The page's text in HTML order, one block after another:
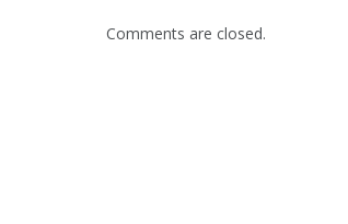
Comments are closed.